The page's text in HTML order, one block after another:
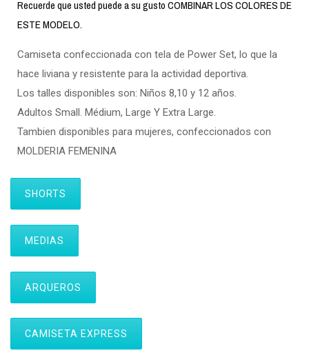
Recuerde que usted puede a su gusto COMBINAR LOS COLORES DE
ESTE MODELO.
Camiseta confeccionada con tela de Power Set, lo que la
hace liviana y resistente para la actividad deportiva.
Los talles disponibles son: Niños 8,10 y 12 años.
Adultos Small. Médium, Large Y Extra Large.
Tambien disponibles para mujeres, confeccionados con
MOLDERIA FEMENINA
SHORTS
MEDIAS
ARQUEROS
CAMISETA EXPRESS